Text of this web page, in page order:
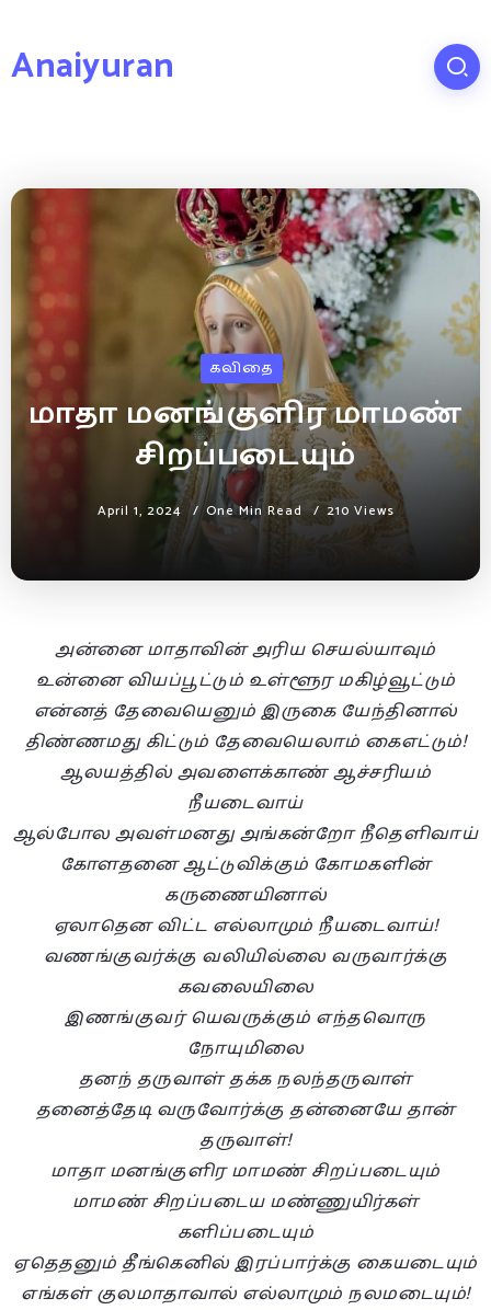
Anaiyuran
கவிதை
மாதா மனங்குளிர மாமண்
சிறப்படையும்
April 1, 2024 One Min Read 210 Views
அன்னை மாதாவின் அரிய செயல்யாவும்
உன்னை வியப்பூட்டும் உள்ளூர மகிழ்வூட்டும்
என்னத் தேவையெனும் இருகை யேந்தினால்
திண்ணமது கிட்டும் தேவையெலாம் கைஎட்டும்!
ஆலயத்தில் அவளைக்காண் ஆச்சரியம்
நீயடைவாய்
ஆல்போல அவள்மனது அங்கன்றோ நீதெளிவாய்
கோளதனை ஆட்டுவிக்கும் கோமகளின்
கருணையினால்
ஏலாதென விட்ட எல்லாமும் நீயடைவாய்!
வணங்குவர்க்கு வலியில்லை வருவார்க்கு
கவலையிலை
இணங்குவர் யெவருக்கும் எந்தவொரு
நோயுமிலை
தனந் தருவாள் தக்க நலந்தருவாள்
தனைத்தேடி வருவோர்க்கு தன்னையே தான்
தருவாள்!
மாதா மனங்குளிர மாமண் சிறப்படையும்
மாமண் சிறப்படைய மண்ணுயிர்கள்
களிப்படையும்
ஏதெதனும் தீங்கெனில் இரப்பார்க்கு கையடையும்
எங்கள் குலமாதாவால் எல்லாமும் நலமடையும்!